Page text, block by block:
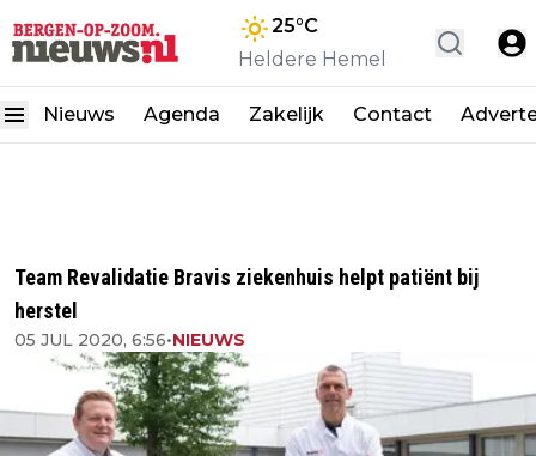
25°C
Heldere Hemel
Nieuws Agenda Zakelijk Contact
Team Revalidatie Bravis ziekenhuis helpt patiënt bij
herstel
05 JUL 2020, 6:56•NIEUWS